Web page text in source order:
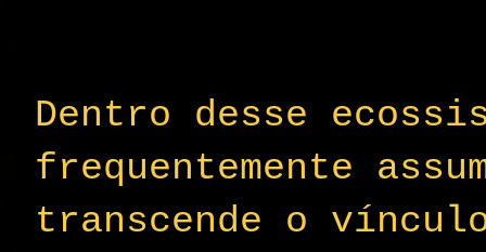
Dentro desse
frequentemente
transcende o